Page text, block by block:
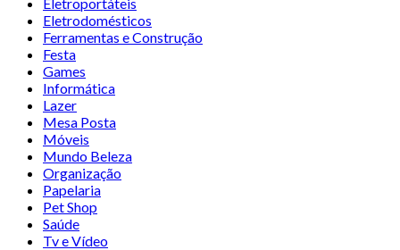
Eletrodomésticos
Ferramentas e Construção
Festa
Games
Informática
Lazer
Mesa Posta
Móveis
Mundo Beleza
Organização
Papelaria
Pet Shop
Saúde
Tv e Vídeo